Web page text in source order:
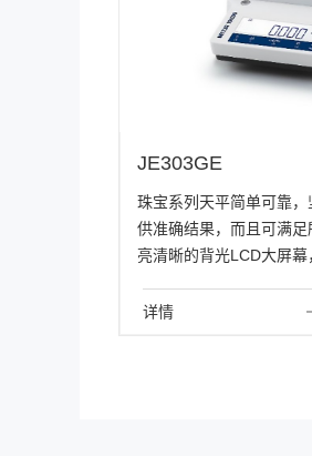
珠宝系列天平简单可靠，
亮清晰的背光LCD大屏
详情